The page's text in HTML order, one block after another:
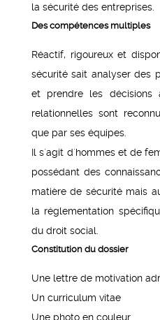
la sécurité des entreprises.
Des compétences multiples
Réactif, rigoureux et
sécurité sait analyser des
et prendre les décisions
relationnelles sont
que par ses équipes.
Il s´agit d´hommes et de
possédant des
matière de sécurité mais
la réglementation
du droit social.
Constitution du dossier
Une lettre de motivation
Un curriculum vitae
Une photo en couleur